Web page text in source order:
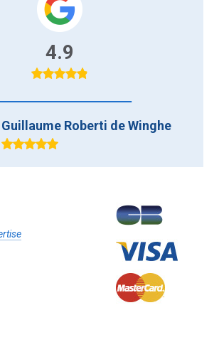
4.9
Guillaume Roberti de Winghe